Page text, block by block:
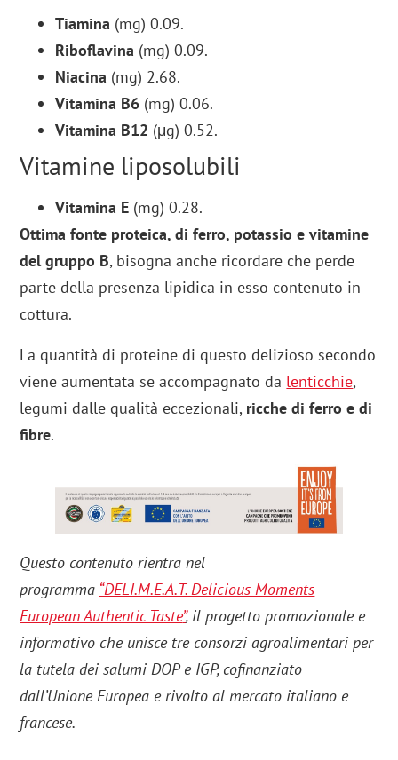
Tiamina (mg) 0.09.
Riboflavina (mg) 0.09.
Niacina (mg) 2.68.
Vitamina B6 (mg) 0.06.
Vitamina B12 (μg) 0.52.
Vitamine liposolubili
Vitamina E (mg) 0.28.
Ottima fonte proteica, di ferro, potassio e vitamine
del gruppo B, bisogna anche ricordare che perde
parte della presenza lipidica in esso contenuto in
cottura.
La quantità di proteine di questo delizioso secondo
viene aumentata se accompagnato da lenticchie,
legumi dalle qualità eccezionali, ricche di ferro e di
fibre.
Questo contenuto rientra nel
programma “DELI.M.E.A.T. Delicious Moments
European Authentic Taste”, il progetto promozionale e
informativo che unisce tre consorzi agroalimentari per
la tutela dei salumi DOP e IGP, cofinanziato
dall’Unione Europea e rivolto al mercato italiano e
francese.